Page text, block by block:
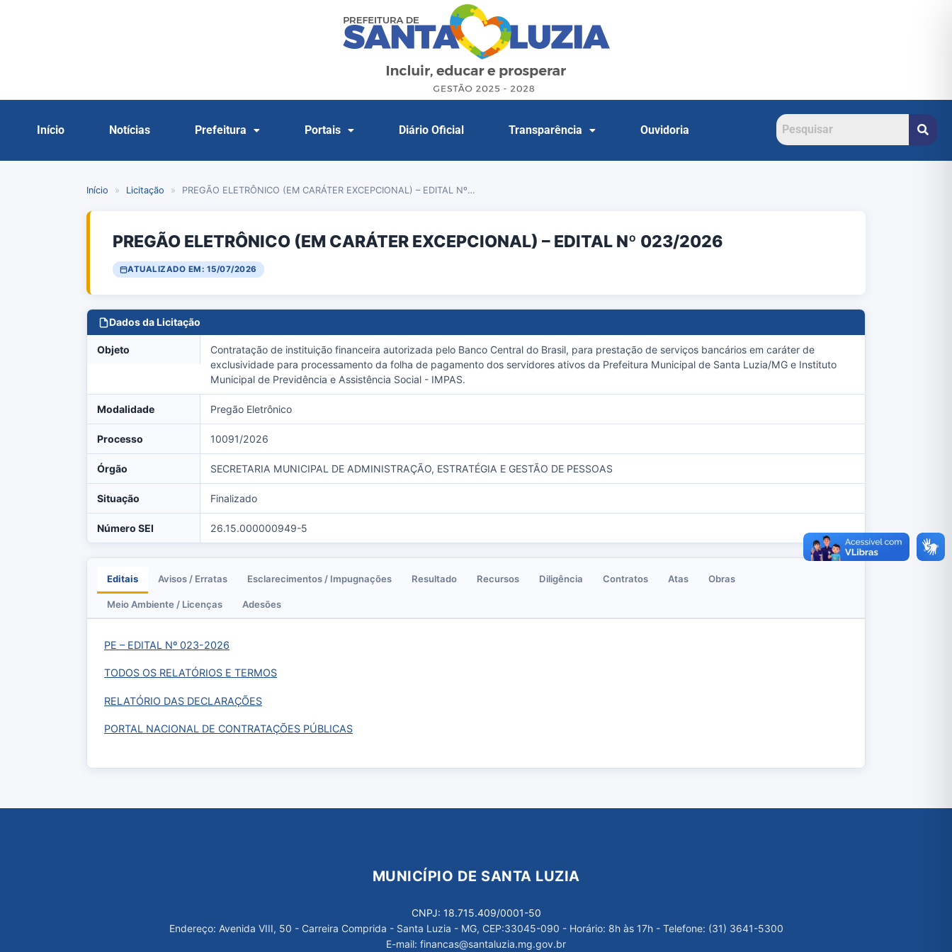
Início Notícias Prefeitura Portais Diário Oficial Transparência Ouvidoria
Início » Licitação » PREGÃO ELETRÔNICO (EM CARÁTER EXCEPCIONAL) – EDITAL Nº…
PREGÃO ELETRÔNICO (EM CARÁTER EXCEPCIONAL) – EDITAL Nº 023/2026
ATUALIZADO EM: 15/07/2026
Dados da Licitação
Objeto
Contratação de instituição financeira autorizada pelo Banco Central do Brasil, para prestação de serviços bancários em caráter de
exclusividade para processamento da folha de pagamento dos servidores ativos da Prefeitura Municipal de Santa Luzia/MG e Instituto
Municipal de Previdência e Assistência Social - IMPAS.
Modalidade Pregão Eletrônico
Processo 10091/2026
Órgão SECRETARIA MUNICIPAL DE ADMINISTRAÇÃO, ESTRATÉGIA E GESTÃO DE PESSOAS
Situação Finalizado
Número SEI 26.15.000000949-5
Editais Avisos / Erratas Esclarecimentos / Impugnações Resultado Recursos Diligência Contratos Atas Obras
Meio Ambiente / Licenças Adesões
PE – EDITAL Nº 023-2026
TODOS OS RELATÓRIOS E TERMOS
RELATÓRIO DAS DECLARAÇÕES
PORTAL NACIONAL DE CONTRATAÇÕES PÚBLICAS
MUNICÍPIO DE SANTA LUZIA
CNPJ: 18.715.409/0001-50
Endereço: Avenida VIII, 50 - Carreira Comprida - Santa Luzia - MG, CEP:33045-090 - Horário: 8h às 17h - Telefone: (31) 3641-5300
E-mail: financas@santaluzia.mg.gov.br